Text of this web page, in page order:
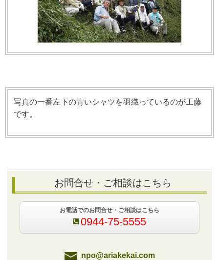
写真の一番左下の青いシャツを羽織っているのが工藤
です。
お問合せ・ご相談はこちら
お電話でのお問合せ・ご相談はこちら
0944-75-5555
npo@ariakekai.com